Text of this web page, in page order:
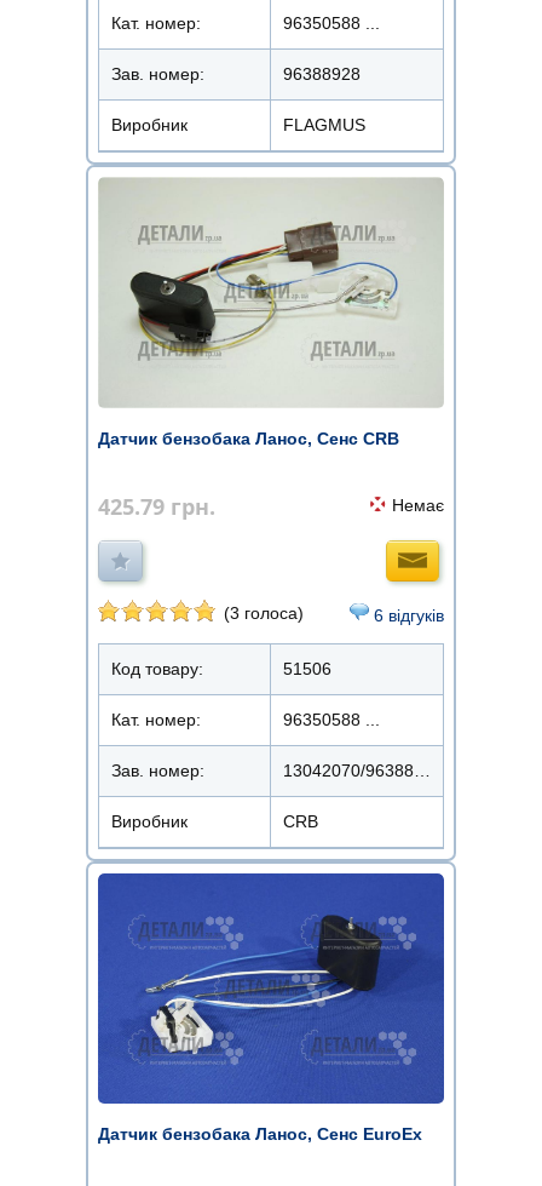
Кат. номер: 96350588 ...
Зав. номер: 96388928
Виробник FLAGMUS
Датчик бензобака Ланос, Сенс CRB
425.79 грн. Немає
(3 голоса) 6 відгуків
Код товару: 51506
Кат. номер: 96350588 ...
Зав. номер:
Виробник CRB
Датчик бензобака Ланос, Сенс EuroEx